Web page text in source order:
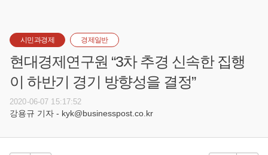
시민과경제 경제일반
현대경제연구원 “3차 추경 신속한 집행
이 하반기 경기 방향성을 결정”
2020-06-07 15:17:52
강용규 기자 - kyk@businesspost.co.kr